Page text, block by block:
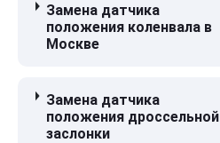
Замена датчика
положения коленвала в
Москве
Замена датчика
положения дроссельной
заслонки